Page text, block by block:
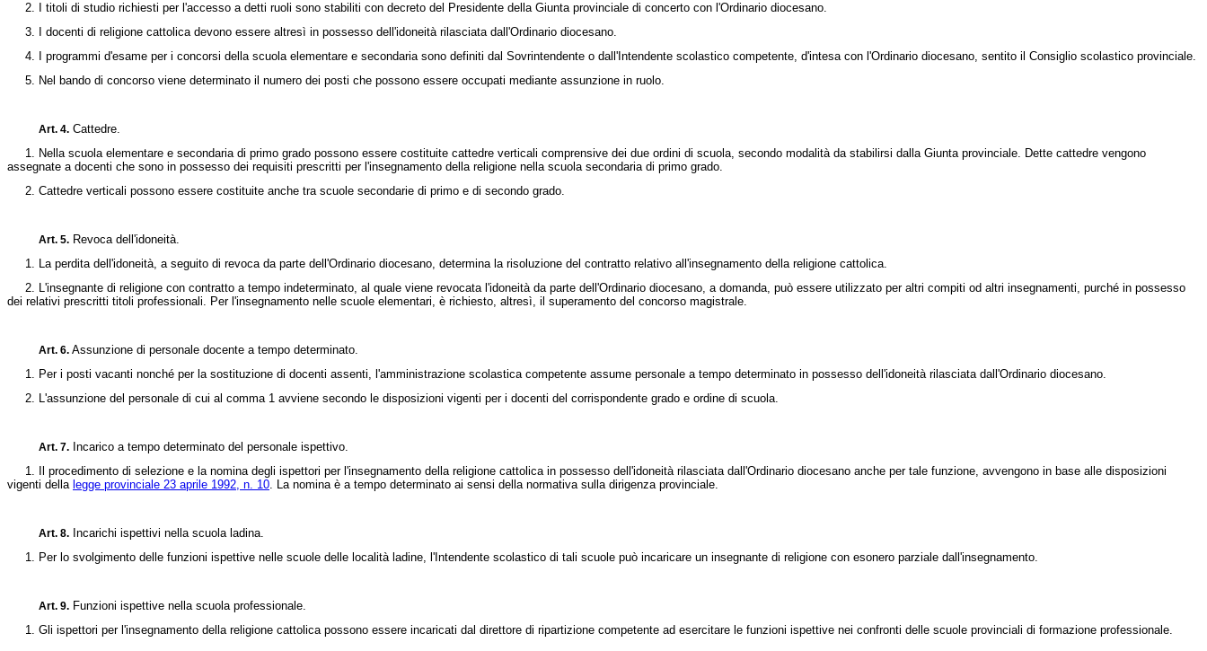
2. I titoli di studio richiesti per l'accesso a detti ruoli sono stabiliti con decreto del Presidente della Giunta provinciale di concerto con l'Ordinario diocesano.
3. I docenti di religione cattolica devono essere altresì in possesso dell'idoneità rilasciata dall'Ordinario diocesano.
4. I programmi d'esame per i concorsi della scuola elementare e secondaria sono definiti dal Sovrintendente o dall'Intendente scolastico competente, d'intesa con l'Ordinario diocesano, sentito il Consiglio scolastico provinciale.
5. Nel bando di concorso viene determinato il numero dei posti che possono essere occupati mediante assunzione in ruolo.
Art. 4. Cattedre.
1. Nella scuola elementare e secondaria di primo grado possono essere costituite cattedre verticali comprensive dei due ordini di scuola, secondo modalità da stabilirsi dalla Giunta provinciale. Dette cattedre vengono
assegnate a docenti che sono in possesso dei requisiti prescritti per l'insegnamento della religione nella scuola secondaria di primo grado.
2. Cattedre verticali possono essere costituite anche tra scuole secondarie di primo e di secondo grado.
Art. 5. Revoca dell'idoneità.
1. La perdita dell'idoneità, a seguito di revoca da parte dell'Ordinario diocesano, determina la risoluzione del contratto relativo all'insegnamento della religione cattolica.
2. L'insegnante di religione con contratto a tempo indeterminato, al quale viene revocata l'idoneità da parte dell'Ordinario diocesano, a domanda, può essere utilizzato per altri compiti od altri insegnamenti, purché in possesso
dei relativi prescritti titoli professionali. Per l'insegnamento nelle scuole elementari, è richiesto, altresì, il superamento del concorso magistrale.
Art. 6. Assunzione di personale docente a tempo determinato.
1. Per i posti vacanti nonché per la sostituzione di docenti assenti, l'amministrazione scolastica competente assume personale a tempo determinato in possesso dell'idoneità rilasciata dall'Ordinario diocesano.
2. L'assunzione del personale di cui al comma 1 avviene secondo le disposizioni vigenti per i docenti del corrispondente grado e ordine di scuola.
Art. 7. Incarico a tempo determinato del personale ispettivo.
1. Il procedimento di selezione e la nomina degli ispettori per l'insegnamento della religione cattolica in possesso dell'idoneità rilasciata dall'Ordinario diocesano anche per tale funzione, avvengono in base alle disposizioni
vigenti della legge provinciale 23 aprile 1992, n. 10. La nomina è a tempo determinato ai sensi della normativa sulla dirigenza provinciale.
Art. 8. Incarichi ispettivi nella scuola ladina.
1. Per lo svolgimento delle funzioni ispettive nelle scuole delle località ladine, l'Intendente scolastico di tali scuole può incaricare un insegnante di religione con esonero parziale dall'insegnamento.
Art. 9. Funzioni ispettive nella scuola professionale.
1. Gli ispettori per l'insegnamento della religione cattolica possono essere incaricati dal direttore di ripartizione competente ad esercitare le funzioni ispettive nei confronti delle scuole provinciali di formazione professionale.